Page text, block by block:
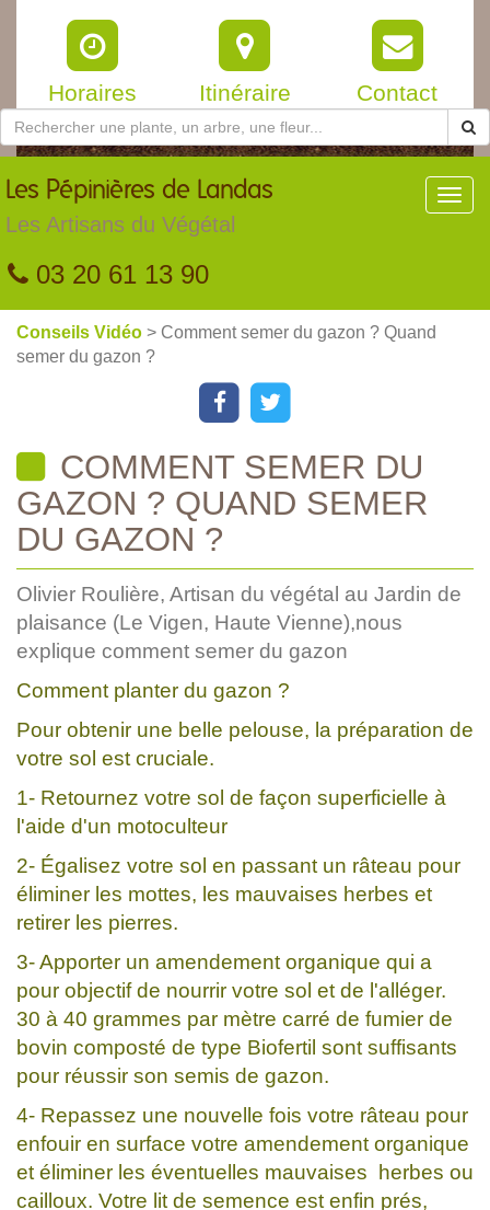
Horaires Itinéraire Contact
Les Pépinières de Landas
Les Artisans du Végétal
03 20 61 13 90
Conseils Vidéo > Comment semer du gazon ? Quand
semer du gazon ?
COMMENT SEMER DU
GAZON ? QUAND SEMER
DU GAZON ?
Olivier Roulière, Artisan du végétal au Jardin de
plaisance (Le Vigen, Haute Vienne),nous
explique comment semer du gazon
Comment planter du gazon ?
Pour obtenir une belle pelouse, la préparation de
votre sol est cruciale.
1- Retournez votre sol de façon superficielle à
l'aide d'un motoculteur
2- Égalisez votre sol en passant un râteau pour
éliminer les mottes, les mauvaises herbes et
retirer les pierres.
3- Apporter un amendement organique qui a
pour objectif de nourrir votre sol et de l'alléger.
30 à 40 grammes par mètre carré de fumier de
bovin composté de type Biofertil sont suffisants
pour réussir son semis de gazon.
4- Repassez une nouvelle fois votre râteau pour
enfouir en surface votre amendement organique
et éliminer les éventuelles mauvaises herbes ou
cailloux. Votre lit de semence est enfin prés,